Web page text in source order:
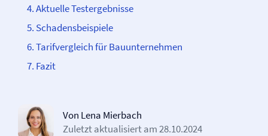
Aktuelle Testergebnisse
Schadensbeispiele
Tarifvergleich für Bauunternehmen
Fazit
Von Lena Mierbach
Zuletzt aktualisiert am28.10.2024